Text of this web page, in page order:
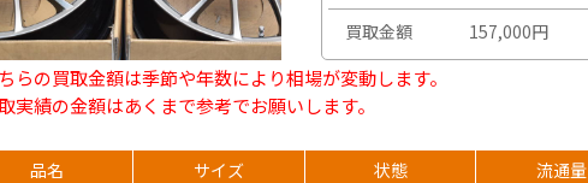
買取金額
157,000円
らの買取金額は季節や年数により相場が変動します。
実績の金額はあくまで参考でお願いします。
品名 サイズ 状態 流通量